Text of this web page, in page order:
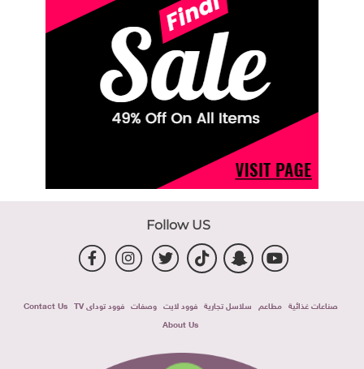
Follow US
صناعات غذائية مطاعم سلاسل تجارية فوود لايت وصفات فوود توداى TV
Contact Us
About Us